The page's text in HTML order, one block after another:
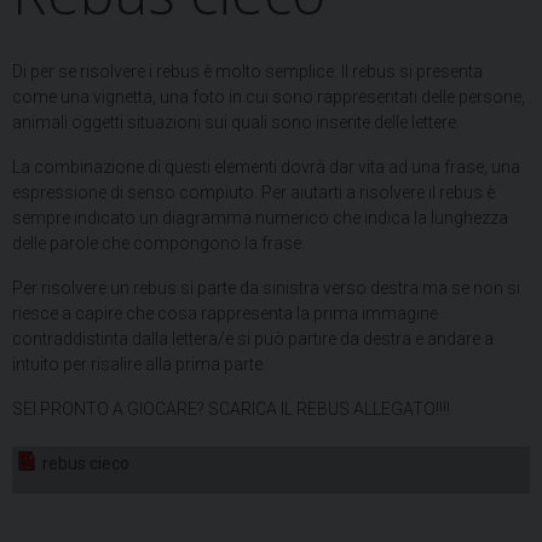
Di per se risolvere i rebus è molto semplice. Il rebus si presenta
come una vignetta, una foto in cui sono rappresentati delle persone,
animali oggetti situazioni sui quali sono inserite delle lettere.
La combinazione di questi elementi dovrà dar vita ad una frase, una
espressione di senso compiuto. Per aiutarti a risolvere il rebus è
sempre indicato un diagramma numerico che indica la lunghezza
delle parole che compongono la frase.
Per risolvere un rebus si parte da sinistra verso destra ma se non si
riesce a capire che cosa rappresenta la prima immagine
contraddistinta dalla lettera/e si può partire da destra e andare a
intuito per risalire alla prima parte.
SEI PRONTO A GIOCARE? SCARICA IL REBUS ALLEGATO!!!!